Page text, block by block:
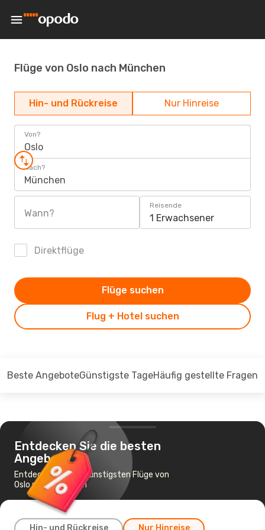
Flüge von Oslo nach München
Hin- und Rückreise Nur Hinreise
Von?
Oslo
Nach?
München
Wann?
Reisende
1 Erwachsener
Direktflüge
Flug + Hotel suchen
Flüge suchen
Beste AngeboteGünstigste TageHäufig gestellte Fragen
Entdecken Sie die besten
Angebote
Entdecken Sie die günstigsten Flüge von
Oslo nach München
Hin- und Rückreise Nur Hinreise